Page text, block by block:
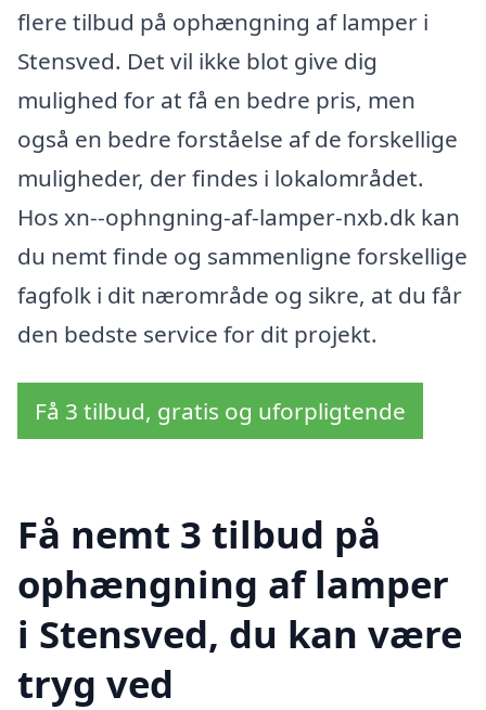
flere tilbud på ophængning af lamper i
Stensved. Det vil ikke blot give dig
mulighed for at få en bedre pris, men
også en bedre forståelse af de forskellige
muligheder, der findes i lokalområdet.
Hos xn--ophngning-af-lamper-nxb.dk kan
du nemt finde og sammenligne forskellige
fagfolk i dit nærområde og sikre, at du får
den bedste service for dit projekt.
Få 3 tilbud, gratis og uforpligtende
Få nemt 3 tilbud på
ophængning af lamper
i Stensved, du kan være
tryg ved